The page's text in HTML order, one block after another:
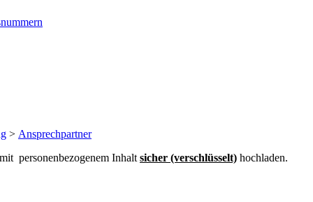
> Ansprechpartner
personenbezogenem Inhalt sicher (verschlüsselt) hochladen.